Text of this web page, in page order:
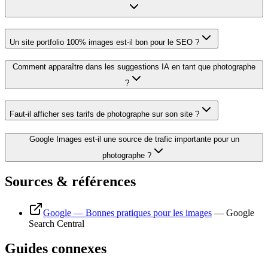
Un site portfolio 100% images est-il bon pour le SEO ?
Comment apparaître dans les suggestions IA en tant que photographe
?
Faut-il afficher ses tarifs de photographe sur son site ?
Google Images est-il une source de trafic importante pour un
photographe ?
Sources & références
Google — Bonnes pratiques pour les images — Google
Search Central
Guides connexes